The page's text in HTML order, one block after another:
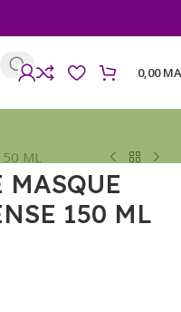
0,00
ML
MASQUE
150 ML